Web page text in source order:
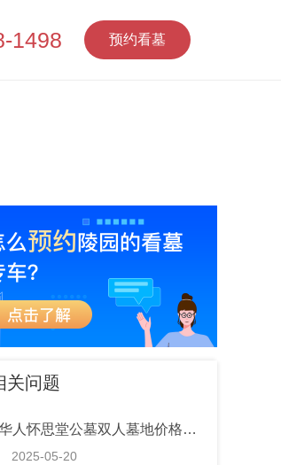
1498 预约看墓
关问题
人怀思堂公墓双人墓地价格如何与其他公墓比较
2025-05-20